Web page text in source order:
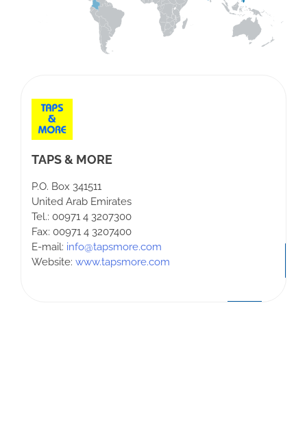
TAPS & MORE
P.O. Box 341511
United Arab Emirates
Tel.: 00971 4 3207300
Fax: 00971 4 3207400
E-mail: info@tapsmore.com
Website: www.tapsmore.com